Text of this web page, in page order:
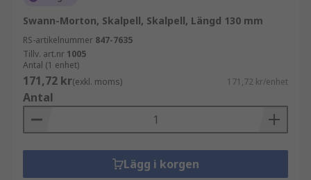
Swann-Morton, Skalpell, Skalpell, Längd 130 mm
RS-artikelnummer 847-7635
Tillv. art.nr 1005
Antal (1 enhet)
171,72 kr(exkl. moms) 171,72 kr/enhet
Antal
Lägg i korgen